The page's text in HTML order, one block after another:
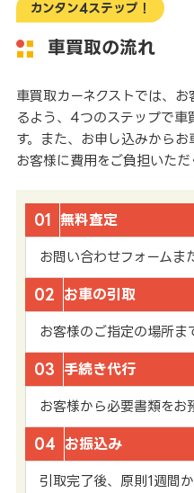
カンタン4ステップ！
車買取の流れ
車買取カーネクストでは、
るよう、4つのステップで車
す。また、お申し込みからお
お客様に費用をご負担いただ
01 無料査定
お問い合わせフォームま
02 お車の引取
お客様のご指定の場所ま
03 手続き代行
お客様から必要書類をお
04 お振込み
引取完了後、原則1週間